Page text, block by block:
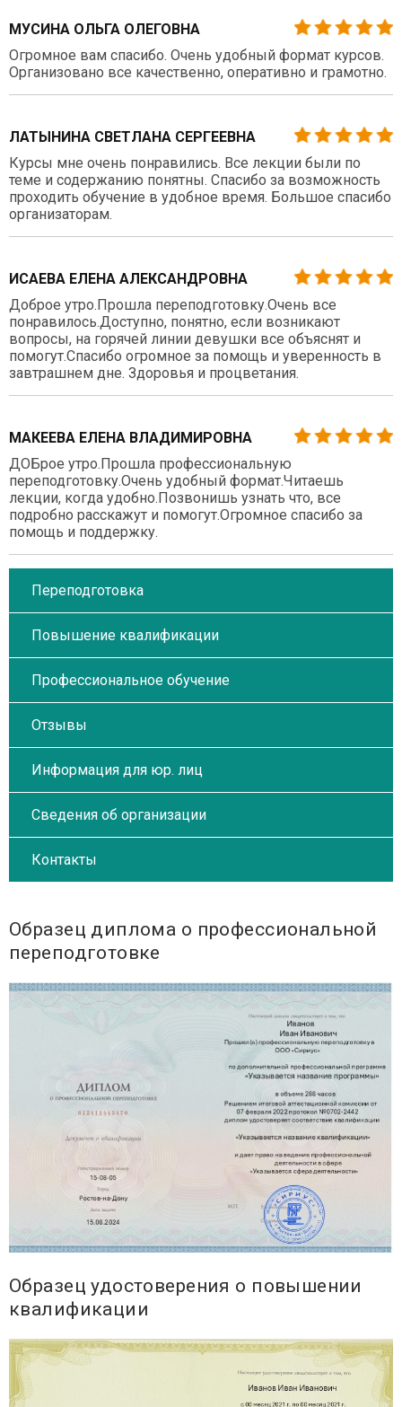
МУСИНА ОЛЬГА ОЛЕГОВНА
Огромное вам спасибо. Очень удобный формат курсов.
Организовано все качественно, оперативно и грамотно.
ЛАТЫНИНА СВЕТЛАНА СЕРГЕЕВНА
Курсы мне очень понравились. Все лекции были по
теме и содержанию понятны. Спасибо за возможность
проходить обучение в удобное время. Большое спасибо
организаторам.
ИСАЕВА ЕЛЕНА АЛЕКСАНДРОВНА
Доброе утро.Прошла переподготовку.Очень все
понравилось.Доступно, понятно, если возникают
вопросы, на горячей линии девушки все объяснят и
помогут.Спасибо огромное за помощь и уверенность в
завтрашнем дне. Здоровья и процветания.
МАКЕЕВА ЕЛЕНА ВЛАДИМИРОВНА
ДОБрое утро.Прошла профессиональную
переподготовку.Очень удобный формат.Читаешь
лекции, когда удобно.Позвонишь узнать что, все
подробно расскажут и помогут.Огромное спасибо за
помощь и поддержку.
Переподготовка
Повышение квалификации
Профессиональное обучение
Отзывы
Информация для юр. лиц
Сведения об организации
Контакты
Образец диплома о профессиональной
переподготовке
Образец удостоверения о повышении
квалификации